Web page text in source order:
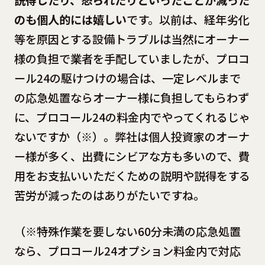
のも個人的には嬉しいです。以前は、経年劣化
等を原因とする設備トラブルは当然にオーナー
様の負担で業者を手配していましたが、プロコ
ール24の駆けつけの場合は、一定レベルまで
の応急処置ならオーナー様に負担してもらわず
に、プロコール24の料金内でやってくれるじゃ
ないですか（※）。弊社は個人投資家のオーナ
ー様が多く、出費にシビアな方も多いので、費
用をお支払いいただくための説明や説得をする
苦労が減ったのはありがたいですね。
（※特殊作業を要しない60分未満の応急処置
なら、プロコール24オプション料金内で対応